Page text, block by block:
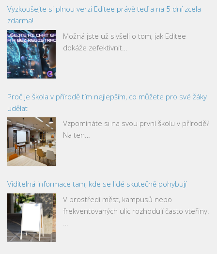
Vyzkoušejte si plnou verzi Editee právě teď a na 5 dní zcela
zdarma!
Možná jste už slyšeli o tom, jak Editee
dokáže zefektivnit…
Proč je škola v přírodě tím nejlepším, co můžete pro své žáky
udělat
Vzpomínáte si na svou první školu v přírodě?
Na ten…
Viditelná informace tam, kde se lidé skutečně pohybují
V prostředí měst, kampusů nebo
frekventovaných ulic rozhodují často vteřiny.